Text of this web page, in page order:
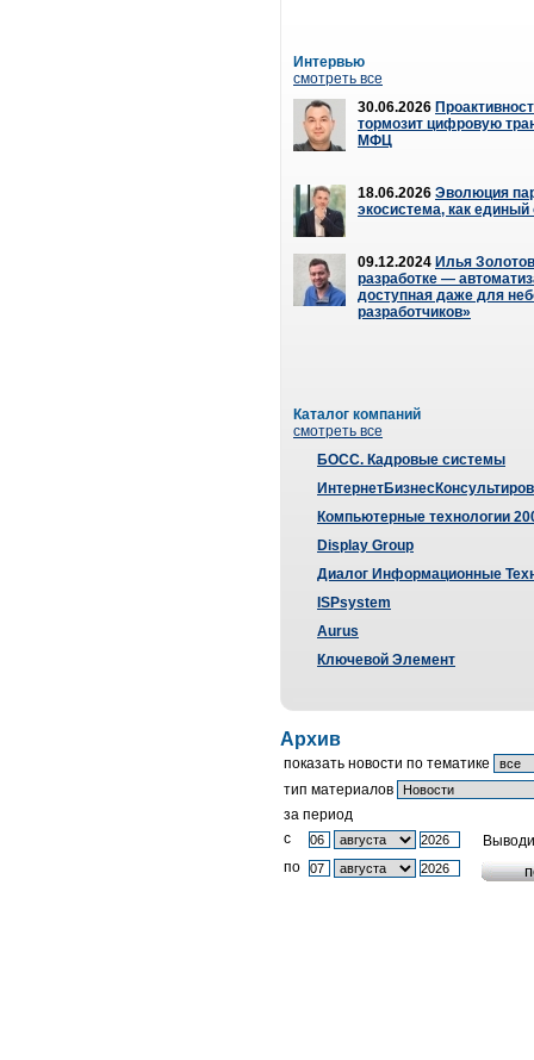
Интервью
смотреть все
30.06.2026
тормозит цифровую
МФЦ
18.06.2026 Эволюция
экосистема, как единый
09.12.2024 Илья
разработке —
доступная даже для
разработчиков»
Каталог компаний
смотреть все
БОСС. Кадровые системы
Компьютерные технологии
Display Group
Диалог Информационные
ISPsystem
Aurus
Ключевой Элемент
Архив
показать новости по тематике
тип материалов
за период
c
по